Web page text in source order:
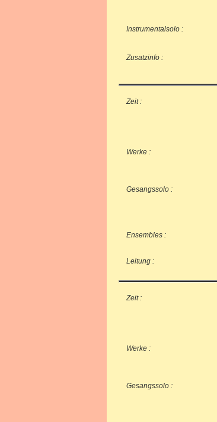
Instrumentalsolo :
Zusatzinfo :
Zeit :
Werke :
Gesangssolo :
Ensembles :
Leitung :
Zeit :
Werke :
Gesangssolo :